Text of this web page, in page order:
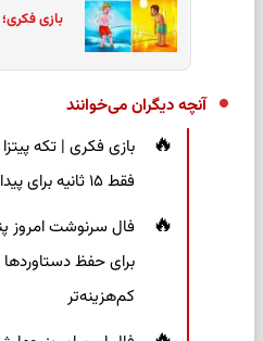
بازی
آنچه دیگران می‌خوانند
بازی فکری | تکه
فقط ۱۵ ثانیه برای پیداکردنش وقت دارید
برای حفظ
کم‌هزینه‌تر